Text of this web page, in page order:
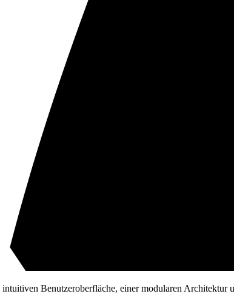
Benutzeroberfläche, einer modularen Architektur